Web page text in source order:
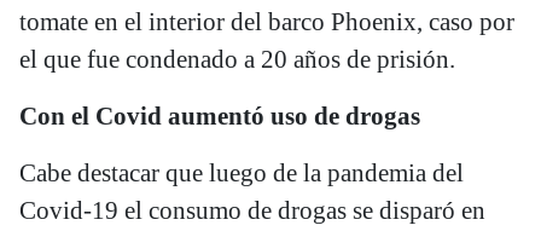
tomate en el interior del barco Phoenix, caso por
el que fue condenado a 20 años de prisión.
Con el Covid aumentó uso de drogas
Cabe destacar que luego de la pandemia del
Covid-19 el consumo de drogas se disparó en